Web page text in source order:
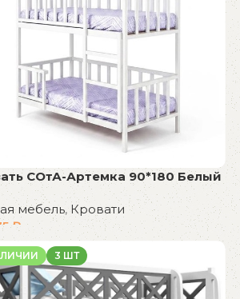
СОтА-Артемка 90*180 Белый
мебель, Кровати
₽
3 ШТ